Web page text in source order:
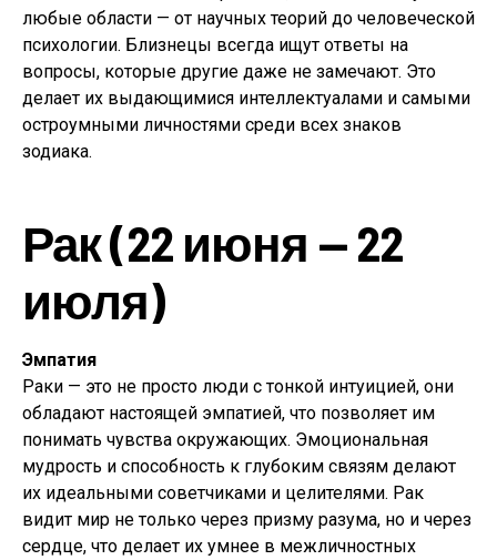
любые области — от научных теорий до человеческой
психологии. Близнецы всегда ищут ответы на
вопросы, которые другие даже не замечают. Это
делает их выдающимися интеллектуалами и самыми
остроумными личностями среди всех знаков
зодиака.
Рак (22 июня — 22
июля)
Эмпатия
Раки — это не просто люди с тонкой интуицией, они
обладают настоящей эмпатией, что позволяет им
понимать чувства окружающих. Эмоциональная
мудрость и способность к глубоким связям делают
их идеальными советчиками и целителями. Рак
видит мир не только через призму разума, но и через
сердце, что делает их умнее в межличностных